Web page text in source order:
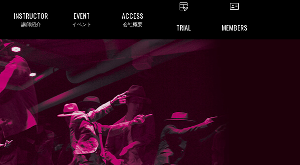
INSTRUCTOR
講師紹介
EVENT
イベント
ACCESS
会社概要 TRIAL MEMBERS